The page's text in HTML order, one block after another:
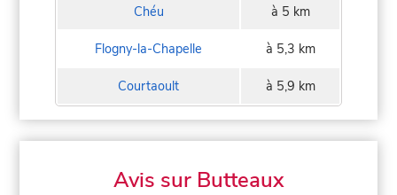
Chéu à 5 km
Flogny-la-Chapelle à 5,3 km
Courtaoult à 5,9 km
Avis sur Butteaux